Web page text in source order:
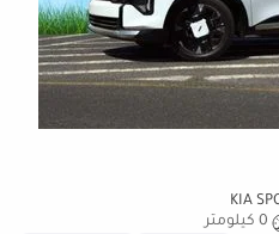
0 كيلومتر